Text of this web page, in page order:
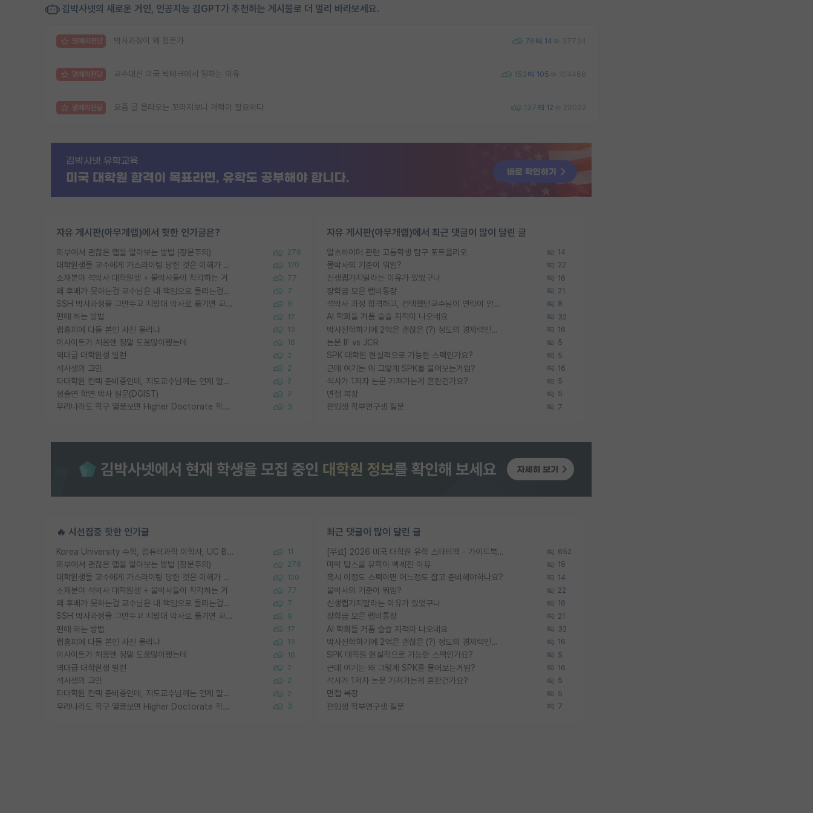
김박사넷의 새로운 거인, 인공지능 김GPT가 추천하는 게시물로 더 멀리 바라보세요.
명예의전당 박사과정이 왜 힘든가 78 14 37734
명예의전당 교수대신 미국 빅테크에서 일하는 이유 153 105 104468
명예의전당 요즘 글 올라오는 꼬라지보니 개혁이 필요하다 137 12 20092
자유 게시판(아무개랩)에서 핫한 인기글은?
외부에서 괜찮은 랩을 알아보는 방법 (장문주의) 276
대학원생들 교수에게 가스라이팅 당한 것은 이해가 갑니다. 안타깝네요. 120
소재분야 석박사 대학원생 + 물박사들이 착각하는 거 77
왜 후배가 못하는걸 교수님은 내 책임으로 돌리는걸까요? 7
SSH 박사과정을 그만두고 지방대 박사로 옮기면 교수의 꿈은 끝일까요? 9
편애 하는 방법 17
랩홈피에 다들 본인 사진 올리냐 13
이사이트가 처음엔 정말 도움많이됐는데 16
역대급 대학원생 빌런 2
석사생의 고민 2
타대학원 컨텍 준비중인데, 지도교수님께는 언제 말씀드려야 할까요? 2
정출연 학연 박사 질문(DGIST) 2
우리나라도 학구 열풍보면 Higher Doctorate 학위가 필요하다고 봅니다. 3
자유 게시판(아무개랩)에서 최근 댓글이 많이 달린 글
알츠하이머 관련 고등학생 탐구 포트폴리오 14
물박사의 기준이 뭐임? 22
신생랩가지말라는 이유가 있었구나 16
장학금 모은 랩비통장 21
석박사 과정 합격하고, 컨택했던교수님이 연락이 안됩니다... 8
AI 학회들 거품 슬슬 지적이 나오네요 32
박사진학하기에 2억은 괜찮은 (?) 정도의 경제력인가요 16
논문 IF vs JCR 5
SPK 대학원 현실적으로 가능한 스펙인가요? 5
근데 여기는 왜 그렇게 SPK를 물어보는거임? 16
석사가 1저자 논문 가져가는게 흔한건가요? 5
면접 복장 5
편입생 학부연구생 질문 7
🔥 시선집중 핫한 인기글
Korea University 수학, 컴퓨터과학 이학사, UC Berkeley 산업공학 대학원 공학박사가 되는 것은 쉽지 않겠죠? 11
외부에서 괜찮은 랩을 알아보는 방법 (장문주의) 276
대학원생들 교수에게 가스라이팅 당한 것은 이해가 갑니다. 안타깝네요. 120
소재분야 석박사 대학원생 + 물박사들이 착각하는 거 77
왜 후배가 못하는걸 교수님은 내 책임으로 돌리는걸까요? 7
SSH 박사과정을 그만두고 지방대 박사로 옮기면 교수의 꿈은 끝일까요? 9
편애 하는 방법 17
랩홈피에 다들 본인 사진 올리냐 13
이사이트가 처음엔 정말 도움많이됐는데 16
역대급 대학원생 빌런 2
석사생의 고민 2
타대학원 컨텍 준비중인데, 지도교수님께는 언제 말씀드려야 할까요? 2
우리나라도 학구 열풍보면 Higher Doctorate 학위가 필요하다고 봅니다. 3
최근 댓글이 많이 달린 글
[무료] 2026 미국 대학원 유학 스타터팩 - 가이드북 & 합격자 컨택메일 템플릿 652
미박 탑스쿨 유학이 빡세진 이유 19
혹시 이정도 스펙이면 어느정도 잡고 준비해야하나요? 14
물박사의 기준이 뭐임? 22
신생랩가지말라는 이유가 있었구나 16
장학금 모은 랩비통장 21
AI 학회들 거품 슬슬 지적이 나오네요 32
박사진학하기에 2억은 괜찮은 (?) 정도의 경제력인가요 16
SPK 대학원 현실적으로 가능한 스펙인가요? 5
근데 여기는 왜 그렇게 SPK를 물어보는거임? 16
석사가 1저자 논문 가져가는게 흔한건가요? 5
면접 복장 5
편입생 학부연구생 질문 7